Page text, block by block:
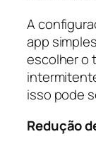
A
app
escolher o
isso pode
Redução